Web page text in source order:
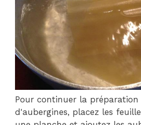
Pour continuer la préparation
d'aubergines, placez les